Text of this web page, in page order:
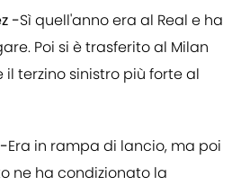
-Sì quell'anno era al Real e ha
Poi si è trasferito al Milan
il terzino sinistro più forte al
Era in rampa di lancio, ma poi
ne ha condizionato la